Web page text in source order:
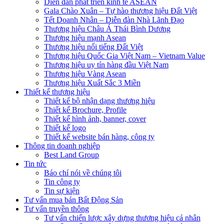
Gala Chào Xuân – Tự hào thương hiệu Đất Việt
Tết Doanh Nhân – Diễn đàn Nhà Lãnh Đạo
Thương hiệu Châu Á Thái Bình Dương
Thương hiệu mạnh Asean
Thương hiệu nổi tiếng Đất Việt
Thương hiệu Quốc Gia Việt Nam – Vietnam Value
Thương hiệu uy tín hàng đầu Việt Nam
Thương hiệu Vàng Asean
Thương hiệu Xuất Sắc 3 Miền
Thiết kế thương hiệu
Thiết kế bộ nhận dạng thương hiệu
Thiết kế Brochure, Profile
Thiết kế hình ảnh, banner, cover
Thiết kế logo
Thiết kế website bán hàng, công ty
Thông tin doanh nghiệp
Best Land Group
Tin tức
Báo chí nói về chúng tôi
Tin công ty
Tin sự kiện
Tư vấn mua bán Bất Động Sản
Tư vấn truyền thông
Tư vấn chiến lược xây dựng thương hiệu cá nhân